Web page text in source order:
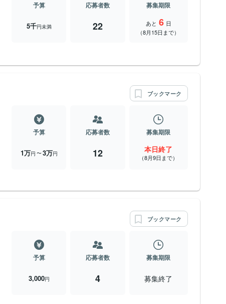
予算
5千円未満
応募者数
22
募集期限
あと 6 日
（8月15日まで）
ブックマーク
予算
1万円 〜3万円
応募者数
12
募集期限
本日終了
（8月9日まで）
ブックマーク
予算
3,000円
応募者数
4
募集期限
募集終了